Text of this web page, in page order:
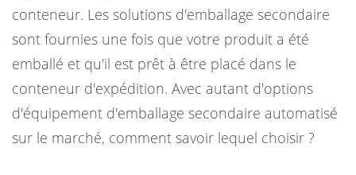
conteneur. Les solutions d'emballage secondaire
sont fournies une fois que votre produit a été
emballé et qu'il est prêt à être placé dans le
conteneur d'expédition. Avec autant d'options
d'équipement d'emballage secondaire automatisé
sur le marché, comment savoir lequel choisir ?